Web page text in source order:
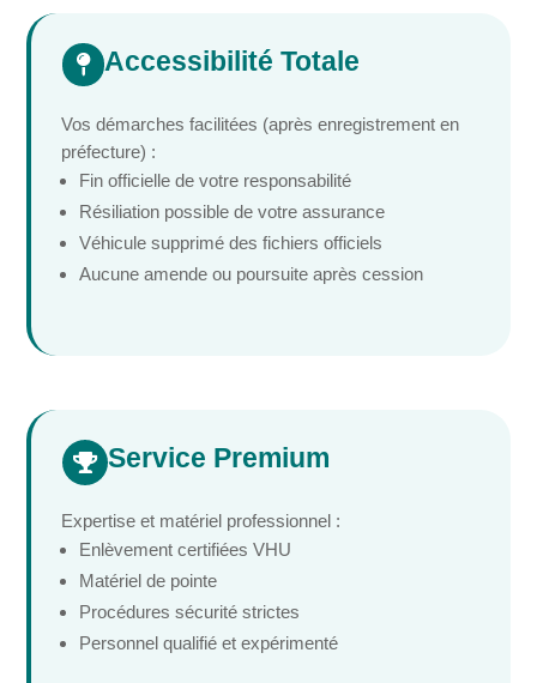
 Accessibilité Totale
Vos démarches facilitées (après enregistrement en
préfecture) :
Fin officielle de votre responsabilité
Résiliation possible de votre assurance
Véhicule supprimé des fichiers officiels
Aucune amende ou poursuite après cession
 Service Premium
Expertise et matériel professionnel :
Enlèvement certifiées VHU
Matériel de pointe
Procédures sécurité strictes
Personnel qualifié et expérimenté